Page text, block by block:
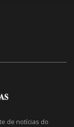
de notícias do